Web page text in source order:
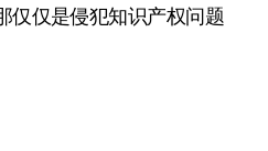
仅仅是侵犯知识产权问题